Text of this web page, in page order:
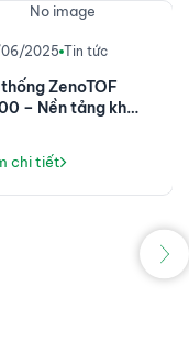
No image
2025 Tin tức
ZenoTOF
– Nền tảng khối
nhạy đột phá
chi tiết